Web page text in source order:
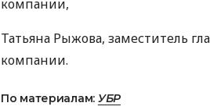
компании,
Татьяна Рыжова, заместитель
компании.
По материалам: УБР